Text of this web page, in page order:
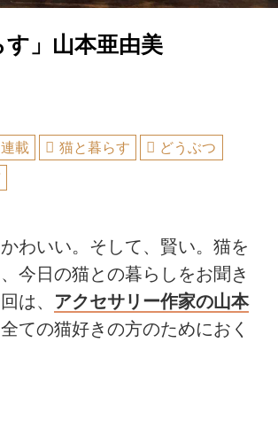
す」山本亜由美
連載 猫と暮らす
どうぶつ
わいい。そして、賢い。猫を
今日の猫との暮らしをお聞き
は、 アクセサリー作家の山本
ての猫好きの方のためにおく